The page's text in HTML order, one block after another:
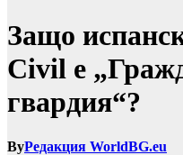
Защо
Civil е
гвардия“?
ByРедакция WorldBG.eu